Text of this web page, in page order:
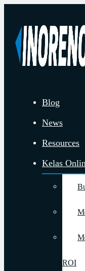
Blog
News
Resources
Kelas
ROI